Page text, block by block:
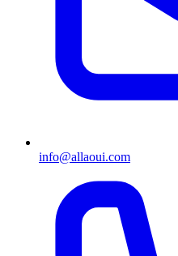
info@allaoui.com